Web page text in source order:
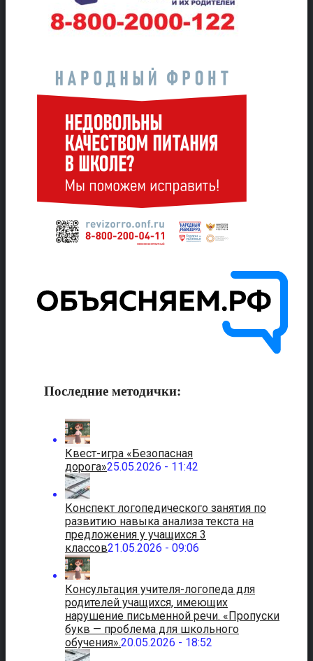
Последние методички:
Квест-игра «Безопасная
дорога»25.05.2026 - 11:42
Конспект логопедического занятия по
развитию навыка анализа текста на
предложения у учащихся 3
классов21.05.2026 - 09:06
Консультация учителя-логопеда для
родителей учащихся, имеющих
нарушение письменной речи. «Пропуски
букв — проблема для школьного
обучения».20.05.2026 - 18:52